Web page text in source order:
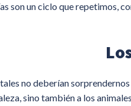
son un ciclo que repetimos,
no deberían
sino también a los